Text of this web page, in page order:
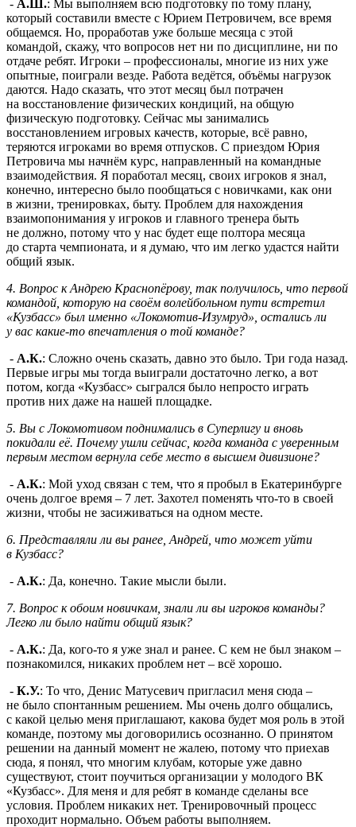
- А.Ш.: Мы выполняем всю подготовку по тому плану,
который составили вместе с Юрием Петровичем, все время
общаемся. Но, проработав уже больше месяца с этой
командой, скажу, что вопросов нет ни по дисциплине, ни по
отдаче ребят. Игроки – профессионалы, многие из них уже
опытные, поиграли везде. Работа ведётся, объёмы нагрузок
даются. Надо сказать, что этот месяц был потрачен
на восстановление физических кондиций, на общую
физическую подготовку. Сейчас мы занимались
восстановлением игровых качеств, которые, всё равно,
теряются игроками во время отпусков. С приездом Юрия
Петровича мы начнём курс, направленный на командные
взаимодействия. Я поработал месяц, своих игроков я знал,
конечно, интересно было пообщаться с новичками, как они
в жизни, тренировках, быту. Проблем для нахождения
взаимопонимания у игроков и главного тренера быть
не должно, потому что у нас будет еще полтора месяца
до старта чемпионата, и я думаю, что им легко удастся найти
общий язык.
4. Вопрос к Андрею Краснопёрову, так получилось, что первой
командой, которую на своём волейбольном пути встретил
«Кузбасс» был именно «Локомотив-Изумруд», остались ли
у вас какие-то впечатления о той команде?
- А.К.: Сложно очень сказать, давно это было. Три года назад.
Первые игры мы тогда выиграли достаточно легко, а вот
потом, когда «Кузбасс» сыгрался было непросто играть
против них даже на нашей площадке.
5. Вы с Локомотивом поднимались в Суперлигу и вновь
покидали её. Почему ушли сейчас, когда команда с уверенным
первым местом вернула себе место в высшем дивизионе?
- А.К.: Мой уход связан с тем, что я пробыл в Екатеринбурге
очень долгое время – 7 лет. Захотел поменять что-то в своей
жизни, чтобы не засиживаться на одном месте.
6. Представляли ли вы ранее, Андрей, что может уйти
в Кузбасс?
- А.К.: Да, конечно. Такие мысли были.
7. Вопрос к обоим новичкам, знали ли вы игроков команды?
Легко ли было найти общий язык?
- А.К.: Да, кого-то я уже знал и ранее. С кем не был знаком –
познакомился, никаких проблем нет – всё хорошо.
- К.У.: То что, Денис Матусевич пригласил меня сюда –
не было спонтанным решением. Мы очень долго общались,
с какой целью меня приглашают, какова будет моя роль в этой
команде, поэтому мы договорились осознанно. О принятом
решении на данный момент не жалею, потому что приехав
сюда, я понял, что многим клубам, которые уже давно
существуют, стоит поучиться организации у молодого ВК
«Кузбасс». Для меня и для ребят в команде сделаны все
условия. Проблем никаких нет. Тренировочный процесс
проходит нормально. Объем работы выполняем.